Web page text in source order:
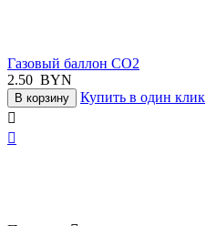
Газовый баллон СО2
2.50 BYN
В корзину
Купить в один клик

